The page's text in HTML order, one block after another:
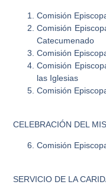
Comisión
Comisión
Catecumenado
Comisión
Comisión
las Iglesias
Comisión
CELEBRACIÓN DEL
Comisión
SERVICIO DE LA